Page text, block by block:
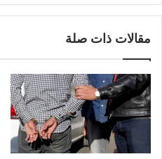
مقالات ذات صلة